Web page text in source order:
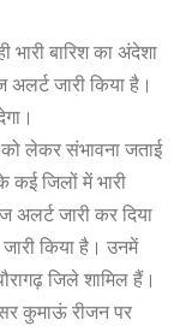
बारिश का अंदेशा
जारी किया है।
लेकर संभावना जताई
जिलों में भारी
जारी कर दिया
किया है। उनमें
जिले शामिल हैं।
कुमाऊं रीजन पर